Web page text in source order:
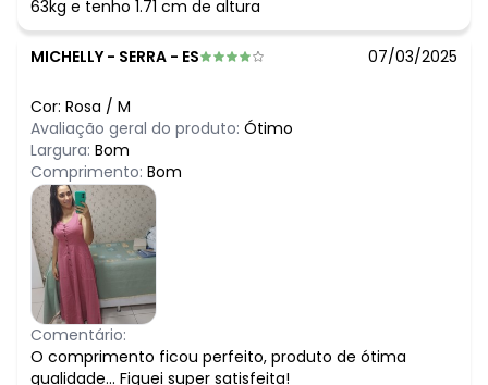
63kg e tenho 1.71 cm de altura
MICHELLY - SERRA - ES 07/03/2025
Cor: Rosa / M
Avaliação geral do produto: Ótimo
Largura: Bom
Comprimento: Bom
Comentário:
O comprimento ficou perfeito, produto de ótima
qualidade... Fiquei super satisfeita!